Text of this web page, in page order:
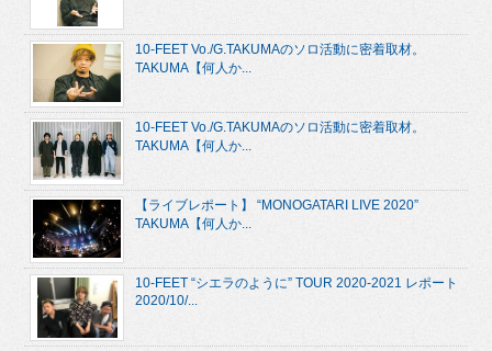
10-FEET Vo./G.TAKUMAのソロ活動に密着取材。
TAKUMA【何人か...
10-FEET Vo./G.TAKUMAのソロ活動に密着取材。
TAKUMA【何人か...
【ライブレポート】 “MONOGATARI LIVE 2020”
TAKUMA【何人か...
10-FEET “シエラのように” TOUR 2020-2021 レポート
2020/10/...